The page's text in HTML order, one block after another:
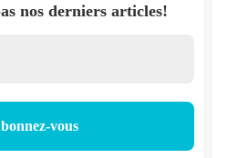
nos derniers articles!